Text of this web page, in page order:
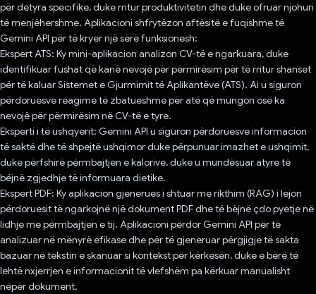
për detyra specifike, duke rritur produktivitetin dhe duke ofruar njohuri
të menjëhershme. Aplikacioni shfrytëzon aftësitë e fuqishme të
Gemini API për të kryer një sërë funksionesh:
Ekspert ATS: Ky mini-aplikacion analizon CV-të e ngarkuara, duke
identifikuar fushat që kanë nevojë për përmirësim për të rritur shanset
për të kaluar Sistemet e Gjurmimit të Aplikantëve (ATS). Ai u siguron
përdoruesve reagime të zbatueshme për atë që mungon ose ka
nevojë për përmirësim në CV-të e tyre.
Eksperti i të ushqyerit: Gemini API u siguron përdoruesve informacion
të saktë dhe të shpejtë ushqimor duke përpunuar imazhet e ushqimit,
duke përfshirë përmbajtjen e kalorive, duke u mundësuar atyre të
bëjnë zgjedhje të informuara dietike.
Ekspert PDF: Ky aplikacion gjenerues i shtuar me rikthim (RAG) i lejon
përdoruesit të ngarkojnë një dokument PDF dhe të bëjnë çdo pyetje në
lidhje me përmbajtjen e tij. Aplikacioni përdor Gemini API për të
analizuar në mënyrë efikase dhe për të gjeneruar përgjigje të sakta
bazuar në tekstin e skanuar si kontekst për kërkesën, duke e bërë të
lehtë nxjerrjen e informacionit të vlefshëm pa kërkuar manualisht
nëpër dokument.